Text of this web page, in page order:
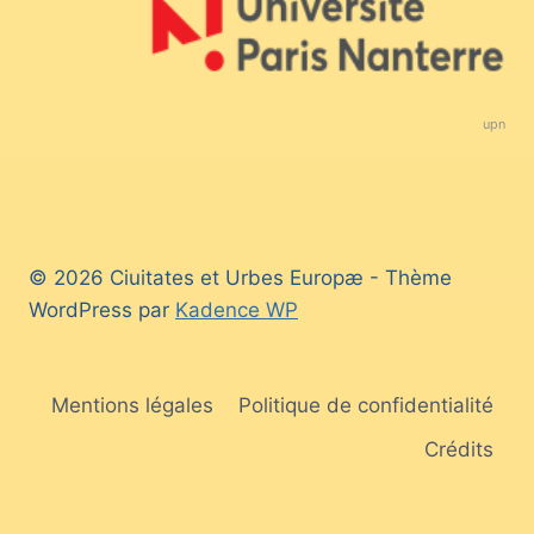
upn
© 2026 Ciuitates et Urbes Europæ - Thème
WordPress par Kadence WP
Mentions légales
Politique de confidentialité
Crédits